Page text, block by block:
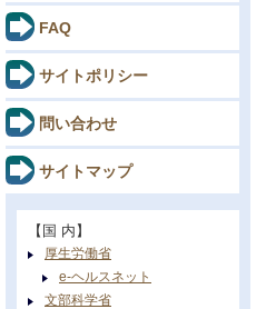
FAQ
サイトポリシー
問い合わせ
サイトマップ
【国 内】
厚生労働省
e-ヘルスネット
文部科学省